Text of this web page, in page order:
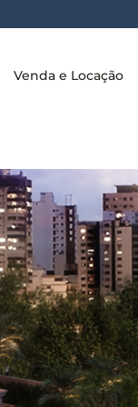
Venda e Locação